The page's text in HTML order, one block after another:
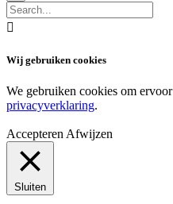

Wij gebruiken cookies
We gebruiken cookies om
privacyverklaring.
Accepteren Afwijzen
Sluiten